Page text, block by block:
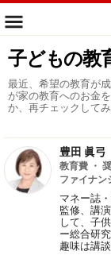
子どもの教
最近、希望の教育が
が家の教育へのお金
か、再チェックしてみ
豊田 眞弓
教育費 ・
ファイナン
マネー誌
監修、講
して、子
ー総合研
趣味は講